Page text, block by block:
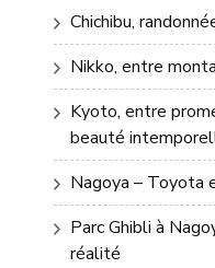
Chichibu,
Nikko, entre
Kyoto, entre
beauté
Nagoya – Toyota
Parc Ghibli à
réalité